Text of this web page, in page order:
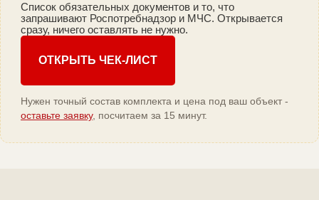
Список обязательных документов и то, что
запрашивают Роспотребнадзор и МЧС. Открывается
сразу, ничего оставлять не нужно.
ОТКРЫТЬ ЧЕК-ЛИСТ
Нужен точный состав комплекта и цена под ваш объект -
оставьте заявку, посчитаем за 15 минут.